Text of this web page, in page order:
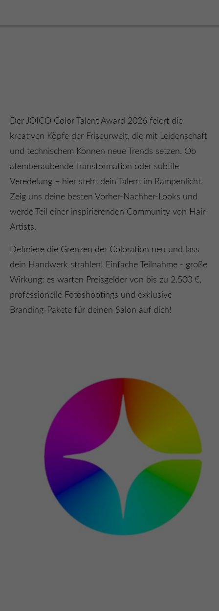
Der JOICO Color Talent Award 2026 feiert die
kreativen Köpfe der Friseurwelt, die mit Leidenschaft
und technischem Können neue Trends setzen. Ob
atemberaubende Transformation oder subtile
Veredelung – hier steht dein Talent im Rampenlicht.
Zeig uns deine besten Vorher-Nachher-Looks und
werde Teil einer inspirierenden Community von Hair-
Artists.
Definiere die Grenzen der Coloration neu und lass
dein Handwerk strahlen! Einfache Teilnahme - große
Wirkung: es warten Preisgelder von bis zu 2.500 €,
professionelle Fotoshootings und exklusive
Branding-Pakete für deinen Salon auf dich!